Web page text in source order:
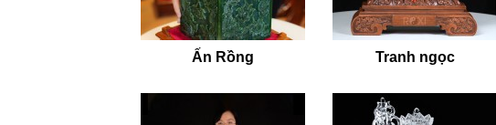
Ấn Rồng Tranh ngọc